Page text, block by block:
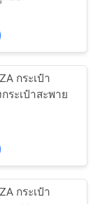
กระเป๋า
ระเป๋าสะพาย
กระเป๋า